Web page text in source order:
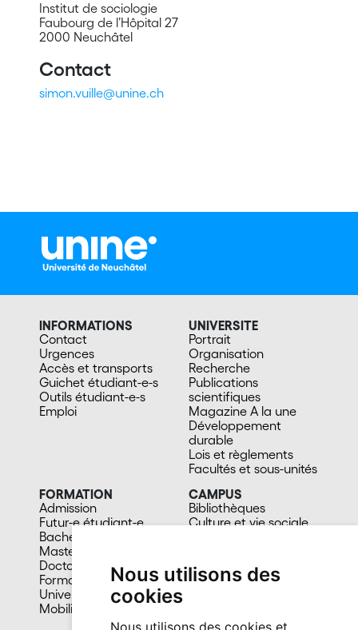
Nous utilisons des
cookies
Nous utilisons des cookies et
Institut de sociologie
Faubourg de l’Hôpital 27
2000 Neuchâtel
Contact
simon.vuille@unine.ch
INFORMATIONS
Contact
Urgences
Accès et transports
Guichet étudiant-e-s
Outils étudiant-e-s
Emploi
UNIVERSITE
Portrait
Organisation
Recherche
Publications
scientifiques
Magazine A la une
Développement
durable
Lois et règlements
Facultés et sous-unités
FORMATION
Admission
Futur-e étudiant-e
Bachelors
Masters
Doctorat
Formation continue
Université du 3e âge
Mobilité
CAMPUS
Bibliothèques
Culture et vie sociale
Cafétérias
En images